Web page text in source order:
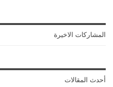
المشاركات الاخيرة
أحدث المقالات